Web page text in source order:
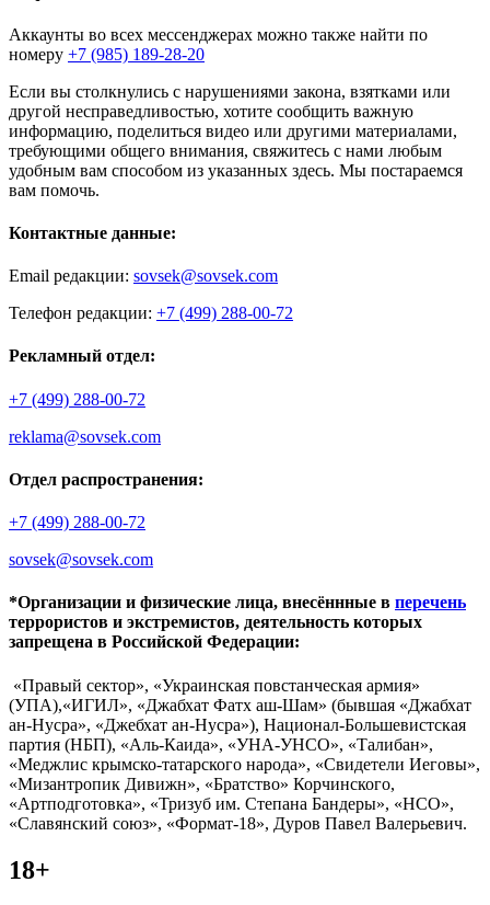
Аккаунты во всех мессенджерах можно также найти по
номеру +7 (985) 189-28-20
Если вы столкнулись с нарушениями закона, взятками или
другой несправедливостью, хотите сообщить важную
информацию, поделиться видео или другими материалами,
требующими общего внимания, свяжитесь с нами любым
удобным вам способом из указанных здесь. Мы постараемся
вам помочь.
Контактные данные:
Email редакции: sovsek@sovsek.com
Телефон редакции: +7 (499) 288-00-72
Рекламный отдел:
+7 (499) 288-00-72
reklama@sovsek.com
Отдел распространения:
+7 (499) 288-00-72
sovsek@sovsek.com
*Организации и физические лица, внесённные в перечень
террористов и экстремистов, деятельность которых
запрещена в Российской Федерации:
«Правый сектор», «Украинская повстанческая армия»
(УПА),«ИГИЛ», «Джабхат Фатх аш-Шам» (бывшая «Джабхат
ан-Нусра», «Джебхат ан-Нусра»), Национал-Большевистская
партия (НБП), «Аль-Каида», «УНА-УНСО», «Талибан»,
«Меджлис крымско-татарского народа», «Свидетели Иеговы»,
«Мизантропик Дивижн», «Братство» Корчинского,
«Артподготовка», «Тризуб им. Степана Бандеры», «НСО»,
«Славянский союз», «Формат-18», Дуров Павел Валерьевич.
18+